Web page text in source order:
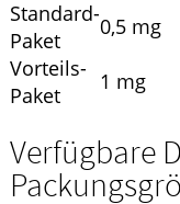
Standard-
Paket
0,5 mg
Vorteils-
Paket
1 mg
Verfügbare